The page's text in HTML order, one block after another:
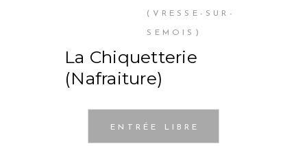
(VRESSE-SUR-
SEMOIS)
La Chiquetterie
(Nafraiture)
ENTRÉE LIBRE